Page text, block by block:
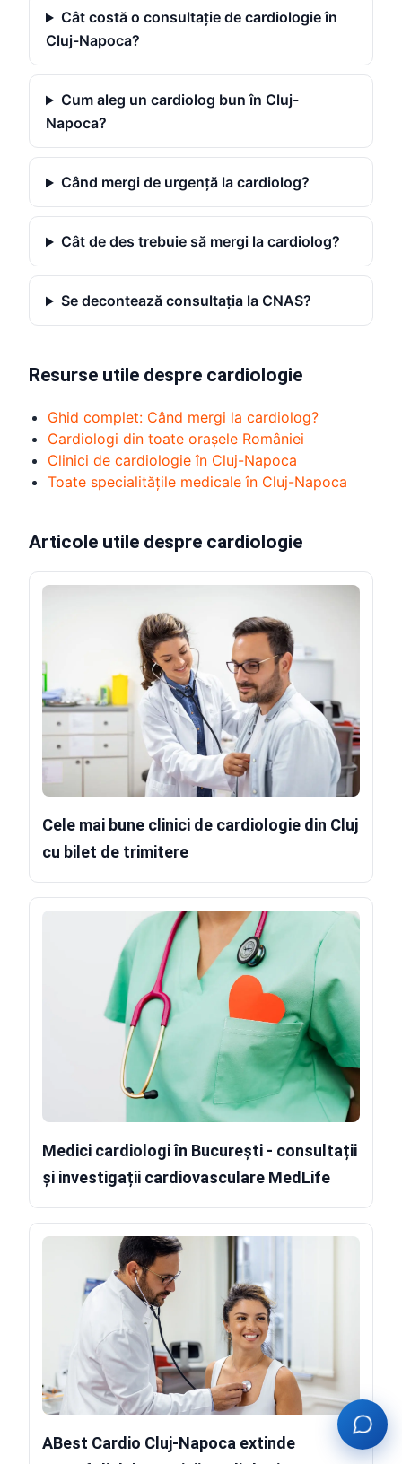
Cât costă o consultație de cardiologie în
Cluj-Napoca?
Cum aleg un cardiolog bun în Cluj-
Napoca?
Când mergi de urgență la cardiolog?
Cât de des trebuie să mergi la cardiolog?
Se decontează consultația la CNAS?
Resurse utile despre cardiologie
Ghid complet: Când mergi la cardiolog?
Cardiologi din toate orașele României
Clinici de cardiologie în Cluj-Napoca
Toate specialitățile medicale în Cluj-Napoca
Articole utile despre cardiologie
Cele mai bune clinici de cardiologie din Cluj
cu bilet de trimitere
Medici cardiologi în București - consultații
și investigații cardiovasculare MedLife
ABest Cardio Cluj-Napoca extinde